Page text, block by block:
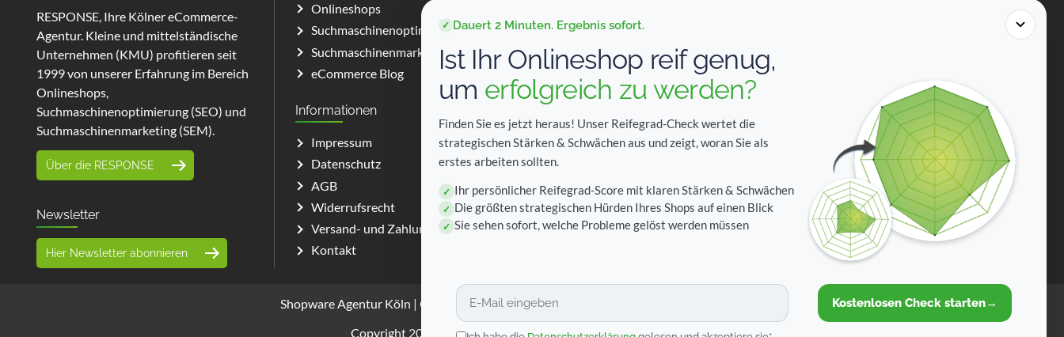
RESPONSE, Ihre Kölner eCommerce-
Agentur. Kleine und mittelständische
Unternehmen (KMU) profitieren seit
1999 von unserer Erfahrung im Bereich
Onlineshops,
Suchmaschinenoptimierung (SEO) und
Suchmaschinenmarketing (SEM).
Über die RESPONSE
Newsletter
Hier Newsletter abonnieren
Onlineshops
Suchmaschinenoptimierung (SEO)
Suchmaschinenmarketing (SEM)
eCommerce Blog
Informationen
Impressum
Datenschutz
AGB
Widerrufsrecht
Versand- und Zahlungsarten
Kontakt
50769 Köln
Tel: +49 (0)221 9758165-0
E-Mail: response@response-gmbh.de
Social Media
Zahlungsarten
Shopware Agentur Köln | OXID Agentur Köln|Google Ads Agentur Köln
Copyright 2015-2026 RESPONSE GmbH | Alle Rechte vorbehalten
✓ Dauert 2 Minuten. Ergebnis sofort.
Ist Ihr Onlineshop reif genug,
um erfolgreich zu werden?
Finden Sie es jetzt heraus! Unser Reifegrad-Check wertet die
strategischen Stärken & Schwächen aus und zeigt, woran Sie als
erstes arbeiten sollten.
✓ Ihr persönlicher Reifegrad-Score mit klaren Stärken & Schwächen
✓ Die größten strategischen Hürden Ihres Shops auf einen Blick
✓ Sie sehen sofort, welche Probleme gelöst werden müssen
Kostenlosen Check starten→